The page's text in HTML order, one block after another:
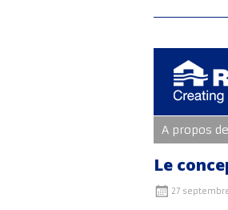
au
contenu
principal
A propos
Le
27